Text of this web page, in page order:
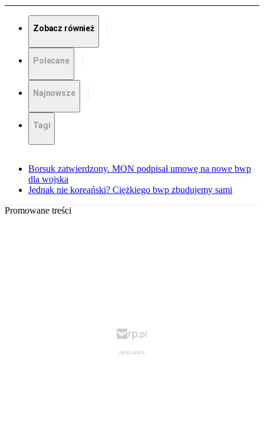
Zobacz również
Polecane
Najnowsze
Tagi
Borsuk zatwierdzony. MON podpisał umowę na nowe bwp
dla wojska
Jednak nie koreański? Ciężkiego bwp zbudujemy sami
Promowane treści